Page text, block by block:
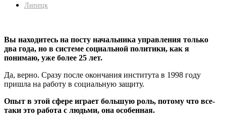
Липецк
Вы находитесь на посту начальника управления только
два года, но в системе социальной политики, как я
понимаю, уже более 25 лет.
Да, верно. Сразу после окончания института в 1998 году
пришла на работу в социальную защиту.
Опыт в этой сфере играет большую роль, потому что все-
таки это работа с людьми, она особенная.